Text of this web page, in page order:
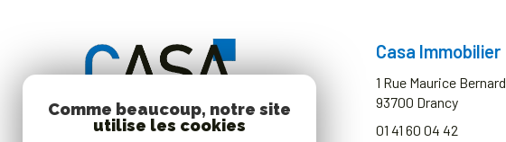
Casa Immobilier
1 Rue Maurice Bernard
93700 Drancy
01 41 60 04 42
Comme beaucoup, notre site
utilise les cookies